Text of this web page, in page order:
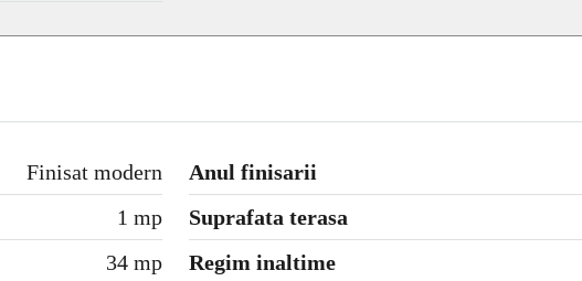
Finisat modern Anul finisarii
1 mp Suprafata terasa
34 mp Regim inaltime